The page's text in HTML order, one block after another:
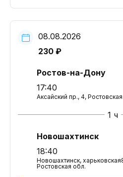
08.08.2026
230 ₽
Ростов-на-Дону
17:40
Аксайский пр., 4,
1 ч
Новошахтинск
18:40
Новошахтинск,
Ростовская обл.